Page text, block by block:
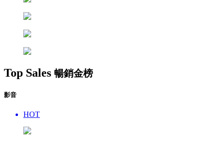
Top Sales 暢銷金榜
影音
HOT